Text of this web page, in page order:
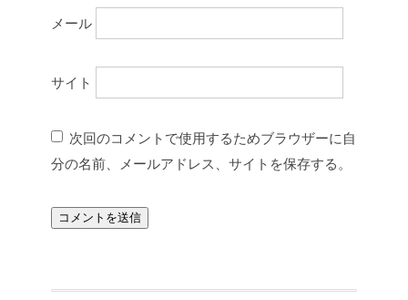
メール
サイト
次回のコメントで使用するためブラウザーに自
分の名前、メールアドレス、サイトを保存する。